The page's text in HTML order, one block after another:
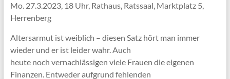
Mo. 27.3.2023, 18 Uhr, Rathaus, Ratssaal, Marktplatz 5,
Herrenberg
Altersarmut ist weiblich – diesen Satz hört man immer
wieder und er ist leider wahr. Auch
heute noch vernachlässigen viele Frauen die eigenen
Finanzen. Entweder aufgrund fehlenden